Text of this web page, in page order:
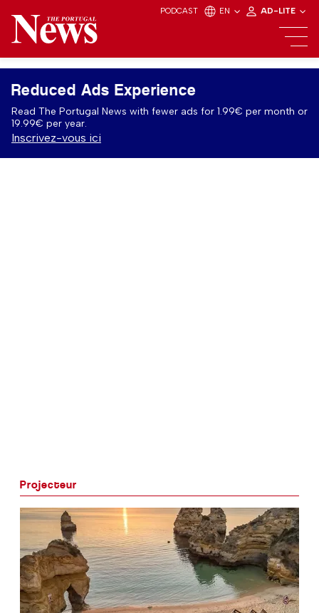
PODCAST EN AD-LITE
Reduced Ads Experience
Read The Portugal News with fewer ads for 1.99€ per month or
19.99€ per year.
Inscrivez-vous ici
Projecteur